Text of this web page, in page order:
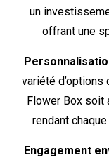
un
offrant une
variété
Flower Box soit
rendant
Engagement